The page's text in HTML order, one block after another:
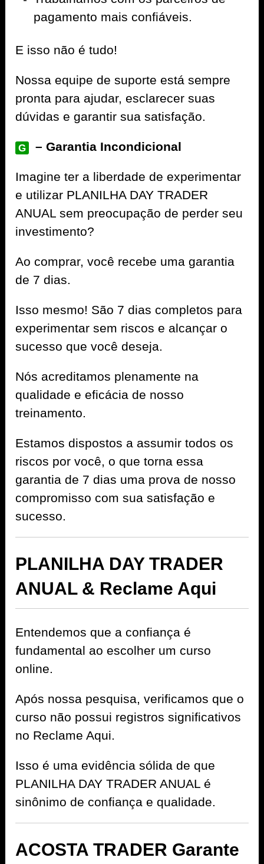
pagamento mais confiáveis.
E isso não é tudo!
Nossa equipe de suporte está sempre
pronta para ajudar, esclarecer suas
dúvidas e garantir sua satisfação.
G – Garantia Incondicional
Imagine ter a liberdade de experimentar
e utilizar PLANILHA DAY TRADER
ANUAL sem preocupação de perder seu
investimento?
Ao comprar, você recebe uma garantia
de 7 dias.
Isso mesmo! São 7 dias completos para
experimentar sem riscos e alcançar o
sucesso que você deseja.
Nós acreditamos plenamente na
qualidade e eficácia de nosso
treinamento.
Estamos dispostos a assumir todos os
riscos por você, o que torna essa
garantia de 7 dias uma prova de nosso
compromisso com sua satisfação e
sucesso.
PLANILHA DAY TRADER
ANUAL & Reclame Aqui
Entendemos que a confiança é
fundamental ao escolher um curso
online.
Após nossa pesquisa, verificamos que o
curso não possui registros significativos
no Reclame Aqui.
Isso é uma evidência sólida de que
PLANILHA DAY TRADER ANUAL é
sinônimo de confiança e qualidade.
ACOSTA TRADER Garante